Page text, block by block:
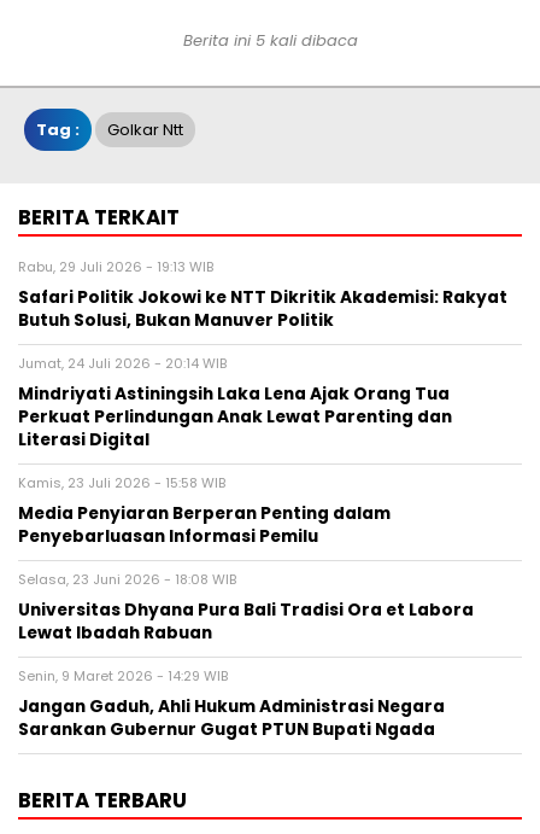
Berita ini 5 kali dibaca
Tag : Golkar Ntt
BERITA TERKAIT
Rabu, 29 Juli 2026 - 19:13 WIB
Safari Politik Jokowi ke NTT Dikritik Akademisi: Rakyat
Butuh Solusi, Bukan Manuver Politik
Jumat, 24 Juli 2026 - 20:14 WIB
Mindriyati Astiningsih Laka Lena Ajak Orang Tua
Perkuat Perlindungan Anak Lewat Parenting dan
Literasi Digital
Kamis, 23 Juli 2026 - 15:58 WIB
Media Penyiaran Berperan Penting dalam
Penyebarluasan Informasi Pemilu
Selasa, 23 Juni 2026 - 18:08 WIB
Universitas Dhyana Pura Bali Tradisi Ora et Labora
Lewat Ibadah Rabuan
Senin, 9 Maret 2026 - 14:29 WIB
Jangan Gaduh, Ahli Hukum Administrasi Negara
Sarankan Gubernur Gugat PTUN Bupati Ngada
BERITA TERBARU